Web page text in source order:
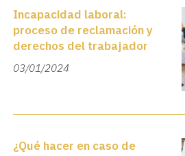
Incapacidad laboral:
proceso de reclamación y
derechos del trabajador
03/01/2024
¿Qué hacer en caso de